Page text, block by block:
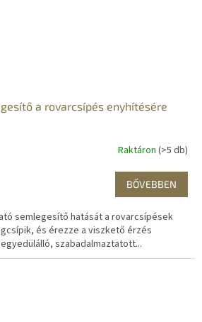
a rovarcsípés enyhítésére
Raktáron (>5 db)
BŐVEBBEN
semlegesítő hatását a rovarcsípések
és érezze a viszkető érzés
szabadalmaztatott...